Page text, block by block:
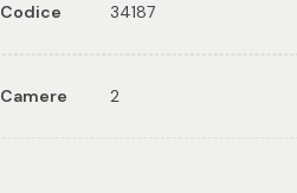
Codice 34187
Camere 2